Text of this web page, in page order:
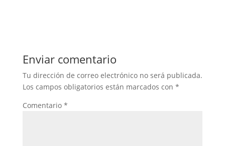
Enviar comentario
Tu dirección de correo electrónico no será publicada.
Los campos obligatorios están marcados con *
Comentario *